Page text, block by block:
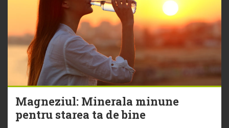
Magneziul: Minerala minune
pentru starea ta de bine